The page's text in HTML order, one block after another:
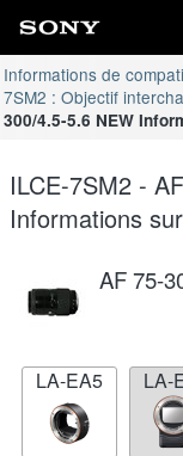
Informations de
7SM2 : Objectif
300/4.5-5.6 NEW
ILCE-7SM2 -
Informations
AF 75-
LA-EA5 LA-